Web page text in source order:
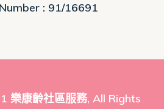
: 91/16691
樂康齡社區服務, All Rights